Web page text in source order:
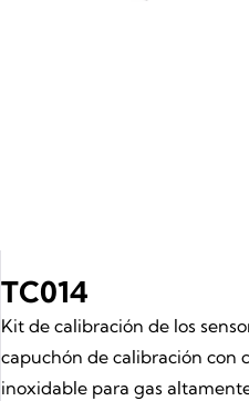
TC014
Kit de calibración de los
capuchón de calibración con
inoxidable para gas